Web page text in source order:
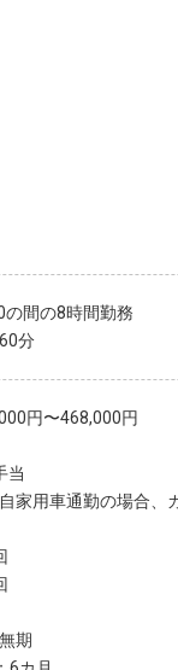
の間の8時間勤務
分
円〜468,000円
当
家用車通勤の場合、
期